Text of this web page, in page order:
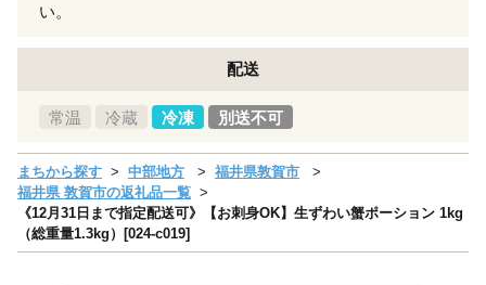
い。
配送
常温 冷蔵 冷凍 別送不可
まちから探す 中部地方
福井県敦賀市
福井県 敦賀市の返礼品一覧
《12月31日まで指定配送可》【お刺身OK】生ずわい蟹ポーション 1kg
（総重量1.3kg）[024-c019]